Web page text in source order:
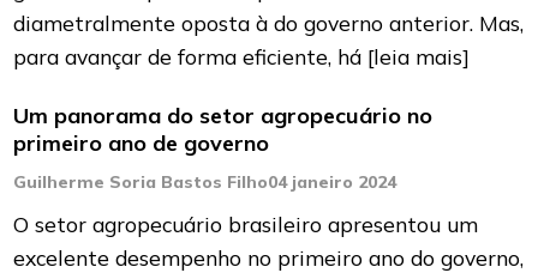
diametralmente oposta à do governo anterior. Mas,
para avançar de forma eficiente, há [leia mais]
Um panorama do setor agropecuário no
primeiro ano de governo
Guilherme Soria Bastos Filho04 janeiro 2024
O setor agropecuário brasileiro apresentou um
excelente desempenho no primeiro ano do governo,